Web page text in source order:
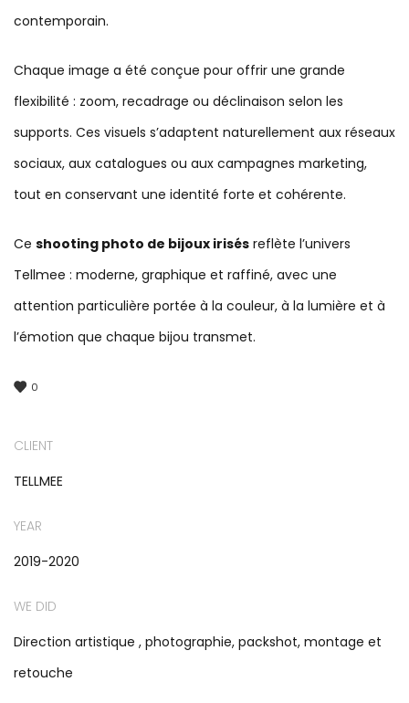
contemporain.
Chaque image a été conçue pour offrir une grande
flexibilité : zoom, recadrage ou déclinaison selon les
supports. Ces visuels s’adaptent naturellement aux réseaux
sociaux, aux catalogues ou aux campagnes marketing,
tout en conservant une identité forte et cohérente.
Ce shooting photo de bijoux irisés reflète l’univers
Tellmee : moderne, graphique et raffiné, avec une
attention particulière portée à la couleur, à la lumière et à
l’émotion que chaque bijou transmet.
0
CLIENT
TELLMEE
YEAR
2019-2020
WE DID
Direction artistique , photographie, packshot, montage et
retouche